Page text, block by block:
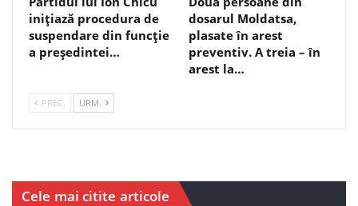
inițiază procedura de
suspendare din funcție
a președintei…
dosarul Moldatsa,
plasate în arest
preventiv. A treia – în
arest la…
PREC. URM.
Cele mai citite articole